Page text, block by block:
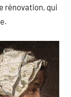
rénovation, qui